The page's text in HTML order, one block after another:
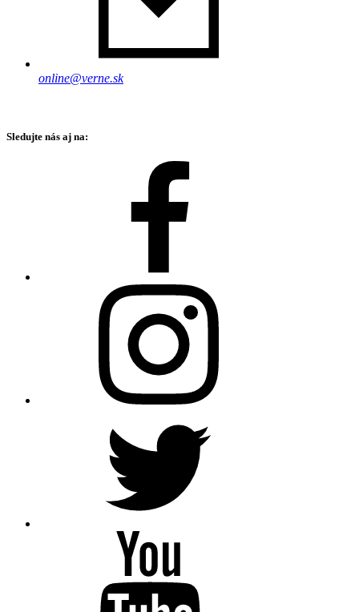
online@verne.sk
Sledujte nás aj na: